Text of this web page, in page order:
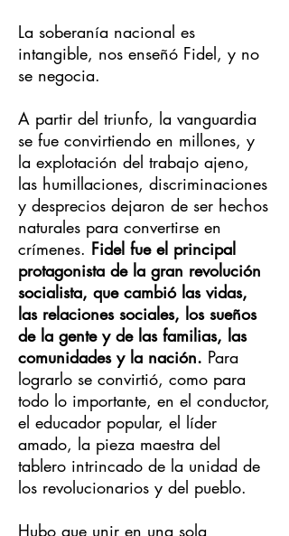
La soberanía nacional es
intangible, nos enseñó Fidel, y no
se negocia.
A partir del triunfo, la vanguardia
se fue convirtiendo en millones, y
la explotación del trabajo ajeno,
las humillaciones, discriminaciones
y desprecios dejaron de ser hechos
naturales para convertirse en
crímenes. Fidel fue el principal
protagonista de la gran revolución
socialista, que cambió las vidas,
las relaciones sociales, los sueños
de la gente y de las familias, las
comunidades y la nación. Para
lograrlo se convirtió, como para
todo lo importante, en el conductor,
el educador popular, el líder
amado, la pieza maestra del
tablero intrincado de la unidad de
los revolucionarios y del pueblo.
Hubo que unir en una sola